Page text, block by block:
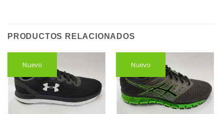
PRODUCTOS RELACIONADOS
Nuevo Nuevo